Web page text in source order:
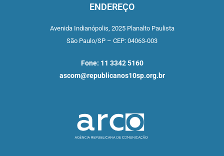
ENDEREÇO
Avenida Indianópolis, 2025 Planalto Paulista
São Paulo/SP – CEP: 04063-003
Fone: 11 3342 5160
ascom@republicanos10sp.org.br